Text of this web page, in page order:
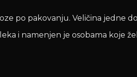
po pakovanju. Veličina jedne
i namenjen je osobama koje